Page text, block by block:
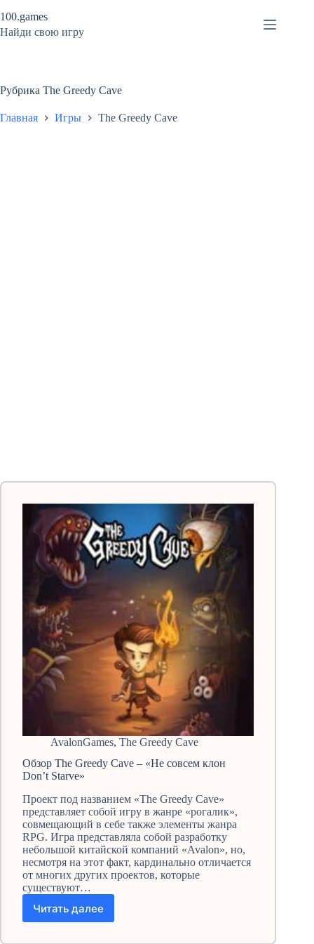
к
сути
100.games
Найди свою игру
Рубрика The Greedy Cave
Главная Игры The Greedy Cave
AvalonGames, The Greedy Cave
Обзор The Greedy Cave – «Не совсем клон
Don’t Starve»
Проект под названием «The Greedy Cave»
представляет собой игру в жанре «рогалик»,
совмещающий в себе также элементы жанра
RPG. Игра представляла собой разработку
небольшой китайской компаний «Avalon», но,
несмотря на этот факт, кардинально отличается
от многих других проектов, которые
существуют…
Читать далее
Обзор
Greedy